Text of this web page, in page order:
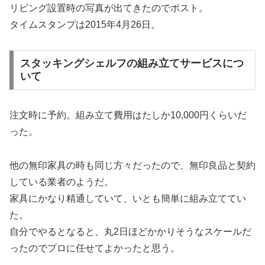
リビング設置時の写真が出てきたのでポスト。
タイムスタンプは2015年4月26日。
スタッキングシェルフの組み立てサービスにつ
いて
注文時に予約。組み立て費用はたしか10,000円くらいだ
った。
他の無印家具の時も同じ方々だったので、無印良品と契約
している業者のようだ。
家具にかなり精通していて、いとも簡単に組み立ててい
た。
自分でやるとなると、丸2日ほどかかりそうなスケールだ
ったのでプロに任せてよかったと思う。